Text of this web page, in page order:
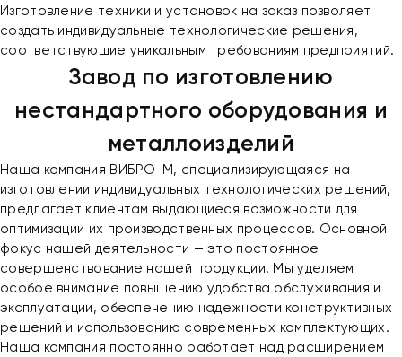
Изготовление техники и установок на заказ позволяет
создать индивидуальные технологические решения,
соответствующие уникальным требованиям предприятий.
Завод по изготовлению
нестандартного оборудования и
металлоизделий
Наша компания ВИБРО-М, специализирующаяся на
изготовлении индивидуальных технологических решений,
предлагает клиентам выдающиеся возможности для
оптимизации их производственных процессов. Основной
фокус нашей деятельности — это постоянное
совершенствование нашей продукции. Мы уделяем
особое внимание повышению удобства обслуживания и
эксплуатации, обеспечению надежности конструктивных
решений и использованию современных комплектующих.
Наша компания постоянно работает над расширением